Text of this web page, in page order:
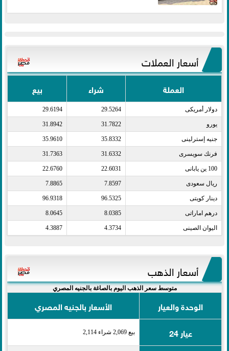
أسعار العملات
العملة شراء بيع
دولار أمريكى​ 29.5264
29.6194
يورو​ 31.7822
31.8942
جنيه إسترلينى​ 35.8332
35.9610
فرنك سويسرى​ 31.6332
31.7363
100 ين يابانى​ 22.6031
22.6760
ريال سعودى​ 7.8597
7.8865
دينار كويتى​ 96.5325
96.9318
درهم اماراتى​ 8.0385
8.0645
اليوان الصينى​ 4.3734
4.3887
أسعار الذهب
متوسط سعر الذهب اليوم بالصاغة بالجنيه المصري
الوحدة والعيار
الأسعار بالجنيه المصري
عيار 24
بيع 2,069 شراء 2,114